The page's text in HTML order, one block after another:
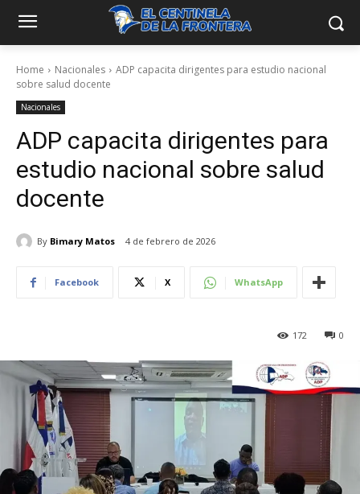
Home Nacionales
ADP capacita dirigentes para estudio nacional
sobre salud docente
Nacionales
ADP capacita dirigentes para
estudio nacional sobre salud
docente
By Bimary Matos 4 de febrero de 2026
Facebook X WhatsApp
0
172